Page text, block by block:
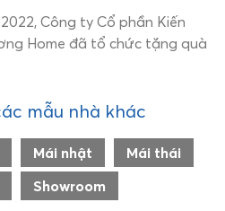
Công ty Cổ phần Kiến
Home đã tổ chức tặng quà
mẫu nhà khác
Mái nhật
Mái thái
Showroom